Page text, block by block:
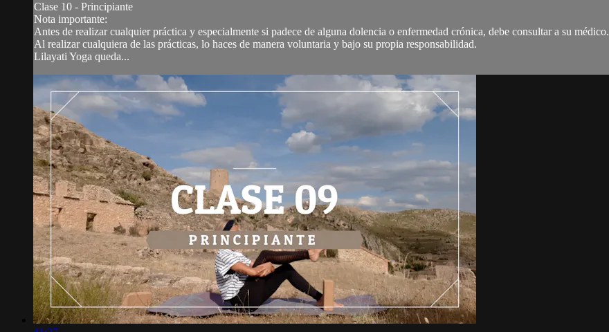
Clase 10 - Principiante
Nota importante:
Antes de realizar cualquier práctica y especialmente si padece de alguna dolencia o enfermedad crónica, debe consultar a su médico.
Al realizar cualquiera de las prácticas, lo haces de manera voluntaria y bajo su propia responsabilidad.
Lilayati Yoga queda...